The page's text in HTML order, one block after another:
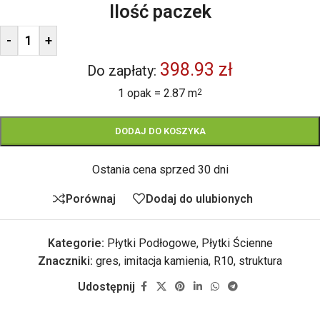
Ilość paczek
- +
Do zapłaty: 398.93 zł
1 opak = 2.87 m2
DODAJ DO KOSZYKA
Ostania cena sprzed 30 dni
Porównaj Dodaj do ulubionych
Kategorie: Płytki Podłogowe, Płytki Ścienne
Znaczniki: gres, imitacja kamienia, R10, struktura
Udostępnij